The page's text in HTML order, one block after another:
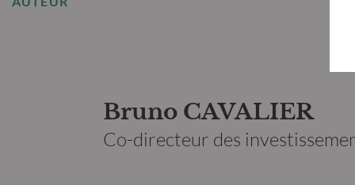
Bruno CAVALIER
Co-directeur des